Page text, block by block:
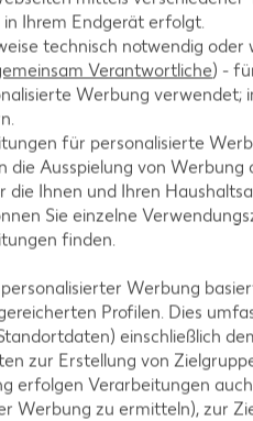
Salat-Rezepte
Spargel-Rezepte
Fleisch-Rezepte
Ihrem Endgerät erfolgt.
technisch notwendig
Verantwortliche) -
Werbung verwendet;
für personalisierte
die Ausspielung von
die Ihnen und Ihren
Sie einzelne
finden.
Werbung
Profilen. Dies
einschließlich
zur Erstellung von
erfolgen Verarbeitungen
Werbung zu ermitteln), zur